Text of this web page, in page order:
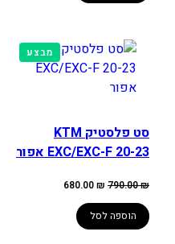
מבצעמוצרים
במבצע
סט פלסטיק KTM
EXC/EXC-F 20-23 אפור
790.00₪ המחיר
היה:
790.00 ₪.
680.00₪
הוספה לסל